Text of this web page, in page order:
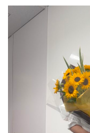
～人生密着トー
て真剣です
news おかえり
河合＆A.B.C-Z塚
（news おかえり
DAIGOも台所 ～
本日はダイアン
朝だ！生です旅